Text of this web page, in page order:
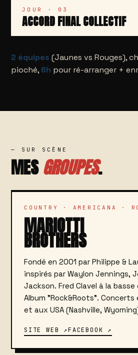
JOUR · 03
ACCORD FINAL COLLECTIF
2 équipes (Jaunes vs Rouges),
pioché, 6h pour ré-arranger +
— SUR SCÈNE
MESGROUPES.
COUNTRY · AMERICANA ·
MARIOTTI
BROTHERS
Fondé en 2001 par Philippe &
inspirés par Waylon Jennings,
Jackson. Fred Clavel à la
Album "Rock&Roots". Concerts
et aux USA (Nashville,
SITE WEB ↗FACEBOOK ↗